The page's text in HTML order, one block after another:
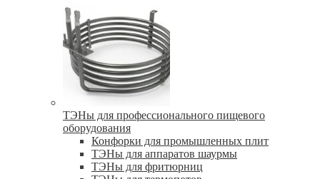
ТЭНы для профессионального пищевого
оборудования
Конфорки для промышленных плит
ТЭНы для аппаратов шаурмы
ТЭНы для фритюрниц